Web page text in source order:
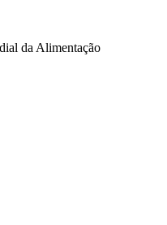
da Alimentação